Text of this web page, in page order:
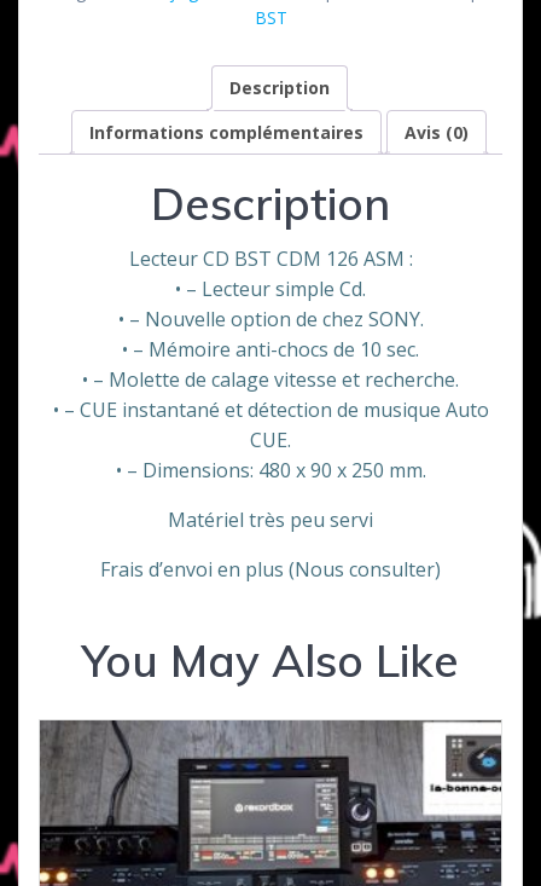
Simple
BST
Description
Informations complémentaires
Avis (0)
Description
Lecteur CD BST CDM 126 ASM :
• – Lecteur simple Cd.
• – Nouvelle option de chez SONY.
• – Mémoire anti-chocs de 10 sec.
• – Molette de calage vitesse et recherche.
• – CUE instantané et détection de musique Auto
CUE.
• – Dimensions: 480 x 90 x 250 mm.
Matériel très peu servi
Frais d’envoi en plus (Nous consulter)
You May Also Like